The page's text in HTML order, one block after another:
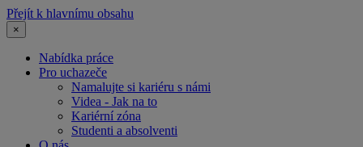
Přejít k hlavnímu obsahu
×
Nabídka práce
Pro uchazeče
Namalujte si kariéru s námi
Videa - Jak na to
Kariérní zóna
Studenti a absolventi